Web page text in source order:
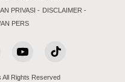
PRIVASI
DISCLAIMER
PERS
All Rights Reserved